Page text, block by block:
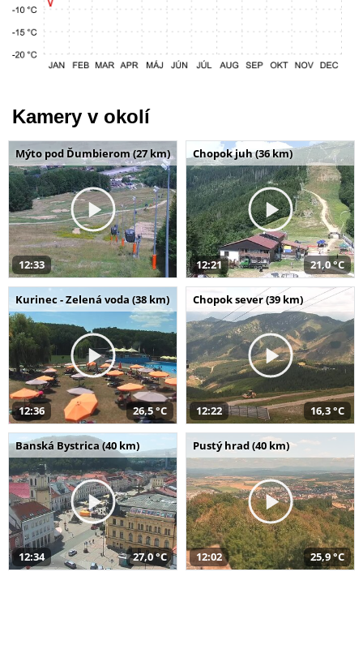
Kamery v okolí
Mýto pod Ďumbierom (27 km)
12:33
Chopok juh (36 km)
12:21 21,0 °C
Kurinec - Zelená voda (38 km)
12:36 26,5 °C
Chopok sever (39 km)
12:22 16,3 °C
Banská Bystrica (40 km)
12:34 27,0 °C
Pustý hrad (40 km)
12:02 25,9 °C